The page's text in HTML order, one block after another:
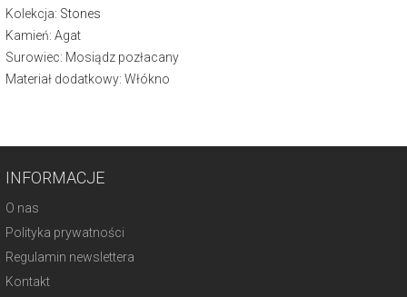
Kolekcja: Stones
Kamień: Agat
Surowiec: Mosiądz pozłacany
Materiał dodatkowy: Włókno
INFORMACJE
O nas
Polityka prywatności
Regulamin newslettera
Kontakt